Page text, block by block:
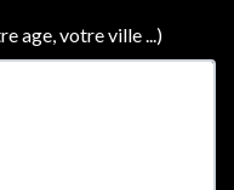
age, votre ville ...)